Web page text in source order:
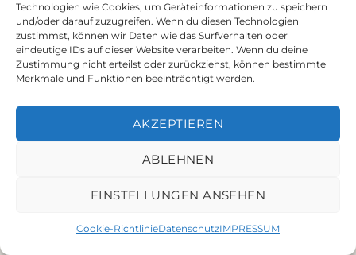
Technologien wie Cookies, um Geräteinformationen zu speichern
und/oder darauf zuzugreifen. Wenn du diesen Technologien
zustimmst, können wir Daten wie das Surfverhalten oder
eindeutige IDs auf dieser Website verarbeiten. Wenn du deine
Zustimmung nicht erteilst oder zurückziehst, können bestimmte
Merkmale und Funktionen beeinträchtigt werden.
AKZEPTIEREN
ABLEHNEN
EINSTELLUNGEN ANSEHEN
Cookie-RichtlinieDatenschutzIMPRESSUM